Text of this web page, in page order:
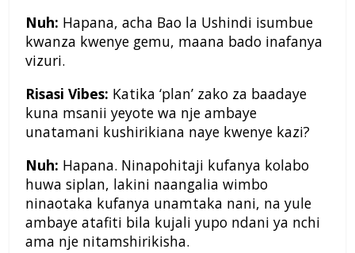
Nuh: Hapana, acha Bao la Ushindi isumbue
kwanza kwenye gemu, maana bado inafanya
vizuri.
Risasi Vibes: Katika ‘plan’ zako za baadaye
kuna msanii yeyote wa nje ambaye
unatamani kushirikiana naye kwenye kazi?
Nuh: Hapana. Ninapohitaji kufanya kolabo
huwa siplan, lakini naangalia wimbo
ninaotaka kufanya unamtaka nani, na yule
ambaye atafiti bila kujali yupo ndani ya nchi
ama nje nitamshirikisha.